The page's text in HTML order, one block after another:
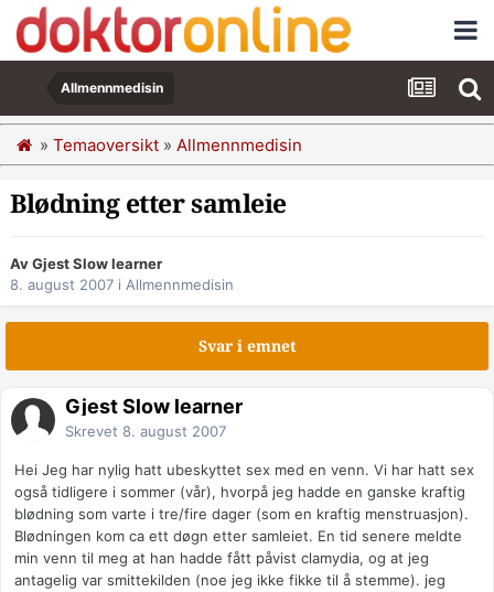
Allmennmedisin
» Temaoversikt » Allmennmedisin
Blødning etter samleie
Av Gjest Slow learner
8. august 2007 i Allmennmedisin
Svar i emnet
Gjest Slow learner
Skrevet 8. august 2007
Hei Jeg har nylig hatt ubeskyttet sex med en venn. Vi har hatt sex
også tidligere i sommer (vår), hvorpå jeg hadde en ganske kraftig
blødning som varte i tre/fire dager (som en kraftig menstruasjon).
Blødningen kom ca ett døgn etter samleiet. En tid senere meldte
min venn til meg at han hadde fått påvist clamydia, og at jeg
antagelig var smittekilden (noe jeg ikke fikke til å stemme). jeg